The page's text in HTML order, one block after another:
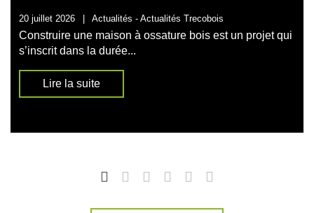
20 juillet 2026 Actualités - Actualités Trecobois
Construire une maison à ossature bois est un projet qui
s’inscrit dans la durée...
Lire la suite